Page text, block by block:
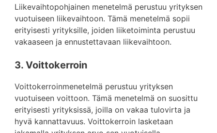
Liikevaihtopohjainen menetelmä perustuu yrityksen
vuotuiseen liikevaihtoon. Tämä menetelmä sopii
erityisesti yrityksille, joiden liiketoiminta perustuu
vakaaseen ja ennustettavaan liikevaihtoon.
3. Voittokerroin
Voittokerroinmenetelmä perustuu yrityksen
vuotuiseen voittoon. Tämä menetelmä on suosittu
erityisesti yrityksissä, joilla on vakaa tulovirta ja
hyvä kannattavuus. Voittokerroin lasketaan